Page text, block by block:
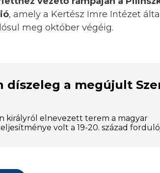
, amely a Kertész Imre Intézet
meg október végéig.
díszeleg a megújult
királyról elnevezett terem a magyar
volt a 19-20. század